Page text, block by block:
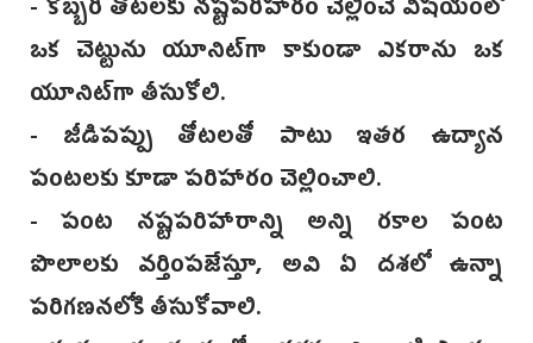
- కొబ్బరి తోటలకు నష్టపరిహారం చెల్లించే విషయంలో
ఒక చెట్టును యూనిట్‌గా కాకుండా ఎకరాను ఒక
యూనిట్‌గా తీసుకోలి.
- జీడిపప్పు తోటలతో పాటు ఇతర ఉద్యాన
పంటలకు కూడా పరిహారం చెల్లించాలి.
- పంట నష్టపరిహారాన్ని అన్ని రకాల పంట
పొలాలకు వర్తింపజేస్తూ, అవి ఏ దశలో ఉన్నా
పరిగణనలోకి తీసుకోవాలి.